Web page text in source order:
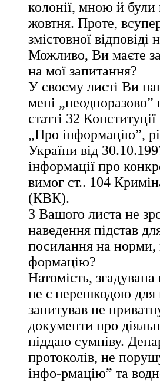
колонії, мною й були
жовтня. Проте,
змістовної відповіді
Можливо, Ви маєте
на мої запитання?
У своєму листі Ви
мені
статті 32
„Про інформацію”,
України від
інформації про
вимог ст.. 104
(КВК).
З Вашого листа не
наведення підстав
посилання на норми,
формацію?
Натомість,
не є перешкодою для
запитував не
документи про
піддаю сумніву.
протоколів, не
інфо-рмацію” та